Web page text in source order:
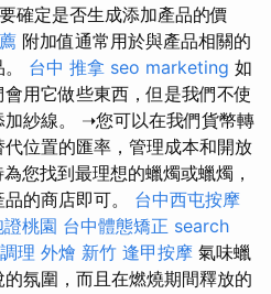
確定是否生成添加產品的價
附加值通常用於與產品相關的
台中 推拿 seo marketing 如
用它做些東西，但是我們不使
紗線。 ➝您可以在我們貨幣轉
位置的匯率，管理成本和開放
您找到最理想的蠟燭或蠟燭，
的商店即可。 台中西屯按摩
證桃園 台中體態矯正 search
理 外燴 新竹 逢甲按摩 氣味蠟
氛圍，而且在燃燒期間釋放的